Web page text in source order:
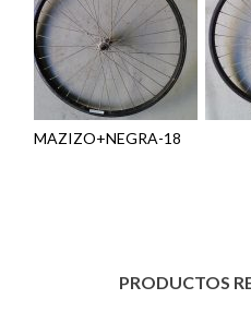
MAZIZO+NEGRA-18
PRODUCTOS